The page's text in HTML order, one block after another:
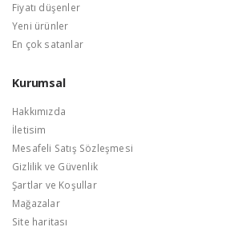
Fiyatı düşenler
Yeni ürünler
En çok satanlar
Kurumsal
Hakkımızda
İletisim
Mesafeli Satış Sözleşmesi
Gizlilik ve Güvenlik
Şartlar ve Koşullar
Mağazalar
Site haritası